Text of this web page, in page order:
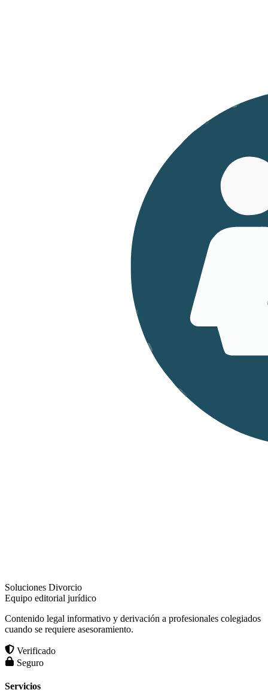
Soluciones Divorcio
Equipo editorial jurídico
Contenido legal informativo y derivación a profesionales colegiados
cuando se requiere asesoramiento.
Verificado
Seguro
Servicios